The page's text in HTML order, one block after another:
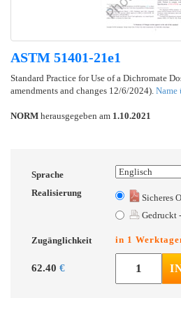
ASTM 51401-21e1
Standard Practice for Use of a Dichromate
amendments and changes 12/6/2024). Name
NORM herausgegeben am 1.10.2021
Sprache
Realisierung
Sicheres
Gedruckt
Zugänglichkeit in 1
62.40 €